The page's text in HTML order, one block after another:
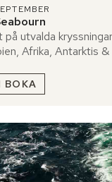
på utvalda
Afrika, Antarktis &
BOKA